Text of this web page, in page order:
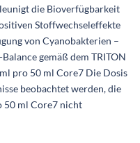
die Bioverfügbarkeit
Stoffwechseleffekte
von Cyanobakterien –
gemäß dem TRITON
pro 50 ml Core7 Die Dosis
beobachtet werden, die
50 ml Core7 nicht